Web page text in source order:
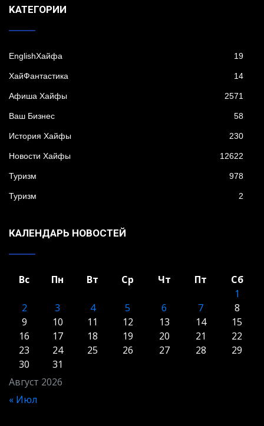
KАТЕГОРИИ
EnglishХайфа 19
XайФантастика 14
Афиша Хайфы 2571
Ваш Бизнес 58
История Хайфы 230
Новости Хайфы 12622
Туризм 978
Туризм 2
КАЛЕНДАРЬ НОВОСТЕЙ
Август 2026
Вс Пн Вт Ср Чт Пт
Сб
1
2
3 4 5 6 7
8
9
10 11 12 13 14
15
16
17 18 19 20 21
22
23
24 25 26 27 28
29
30
31
« Июл